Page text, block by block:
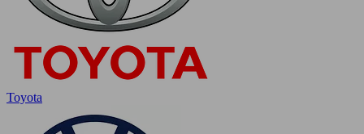
Toyota